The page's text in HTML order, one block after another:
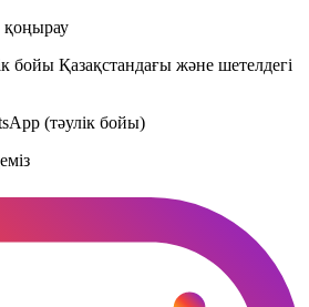
қоңырау
бойы Қазақстандағы және шетелдегі
(тәулік бойы)